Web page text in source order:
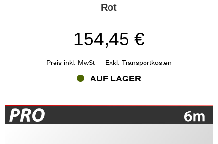
Rot
154,45 €
Preis inkl. MwSt Exkl. Transportkosten
AUF LAGER